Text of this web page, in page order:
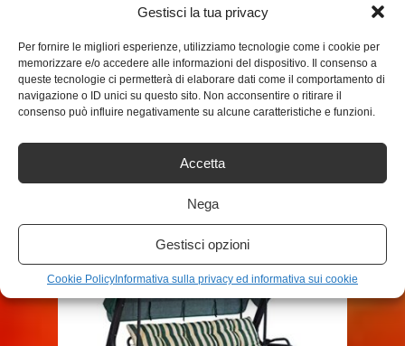
Gestisci la tua privacy
Per fornire le migliori esperienze, utilizziamo tecnologie come i cookie per
memorizzare e/o accedere alle informazioni del dispositivo. Il consenso a
queste tecnologie ci permetterà di elaborare dati come il comportamento di
navigazione o ID unici su questo sito. Non acconsentire o ritirare il
consenso può influire negativamente su alcune caratteristiche e funzioni.
Accetta
Nega
Gestisci opzioni
Cookie Policy Informativa sulla privacy ed informativa sui cookie
SHARE THIS POST
RELATED POSTS